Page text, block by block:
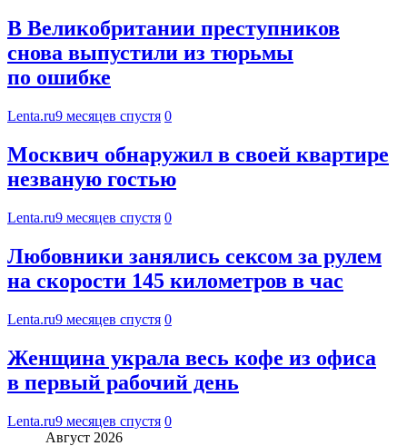
В Великобритании преступников
снова выпустили из тюрьмы
по ошибке
Lenta.ru9 месяцев спустя 0
Москвич обнаружил в своей квартире
незваную гостью
Lenta.ru9 месяцев спустя 0
Любовники занялись сексом за рулем
на скорости 145 километров в час
Lenta.ru9 месяцев спустя 0
Женщина украла весь кофе из офиса
в первый рабочий день
Lenta.ru9 месяцев спустя 0
Август 2026